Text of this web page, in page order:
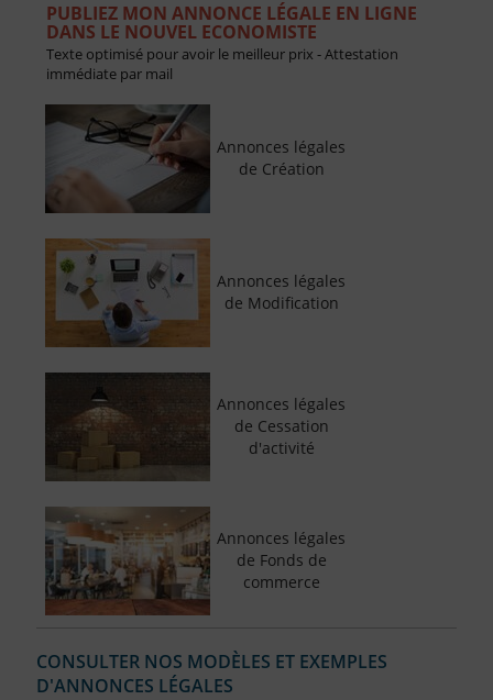
PUBLIEZ MON ANNONCE LÉGALE EN LIGNE
DANS LE NOUVEL ECONOMISTE
Texte optimisé pour avoir le meilleur prix - Attestation
immédiate par mail
Annonces légales
de Création
Annonces légales
de Modification
Annonces légales
de Cessation
d'activité
Annonces légales
de Fonds de
commerce
CONSULTER NOS MODÈLES ET EXEMPLES
D'ANNONCES LÉGALES